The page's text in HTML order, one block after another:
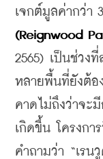
เจกต์มูลค่ากว่า
(Reignwood
2565) เป็นช่วง
หลายพื้นที่ยังต้อ
คาดไม่ถึงว่าจะ
เกิดขึ้น โครงกา
คำถามว่า “เร